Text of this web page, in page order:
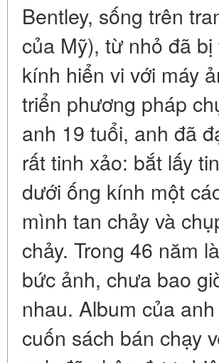
Bentley, sống trên
của Mỹ), từ nhỏ đã
kính hiển vi với máy
triển phương pháp
anh 19 tuổi, anh đã
rất tinh xảo: bắt lấy
dưới ống kính một
mình tan chảy và
chảy. Trong 46 năm
bức ảnh, chưa bao
nhau. Album của
cuốn sách bán chạy